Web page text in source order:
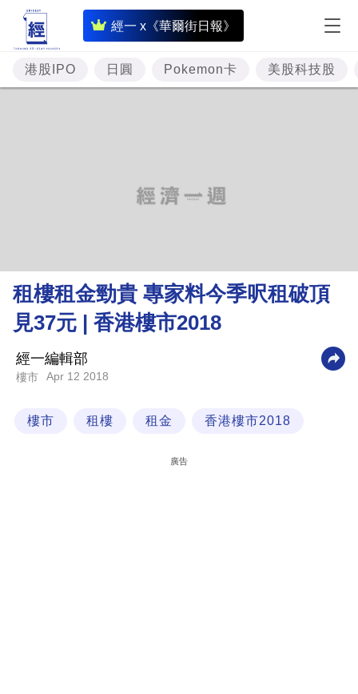
經一 x《華爾街日報》
即
時
財
經
理
財
商
科
港股IPO 日圓 Pokemon卡 美股科技股
租樓租金勁貴 專家料今季呎租破頂
見37元 | 香港樓市2018
經一編輯部
樓市 Apr 12 2018
樓市 租樓 租金 香港樓市2018
廣告